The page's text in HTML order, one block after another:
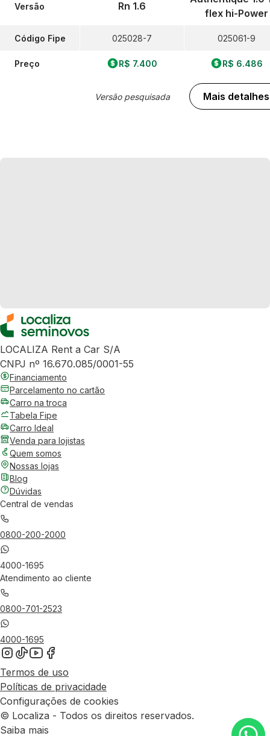
Versão
Código Fipe
Preço
Rn 1.6
025028-7
R$ 7.400
Versão pesquisada
flex hi-Power
025061-9
R$ 6.486
Mais detalhes
LOCALIZA Rent a Car S/A
CNPJ nº 16.670.085/0001-55
Financiamento
Parcelamento no cartão
Carro na troca
Tabela Fipe
Carro Ideal
Venda para lojistas
Quem somos
Nossas lojas
Blog
Dúvidas
Central de vendas
0800-200-2000
4000-1695
Atendimento ao cliente
0800-701-2523
4000-1695
Termos de uso
Políticas de privacidade
Configurações de cookies
© Localiza - Todos os direitos reservados.
Saiba mais